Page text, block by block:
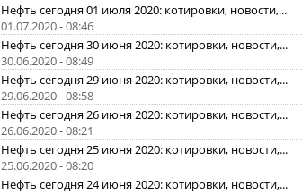
Нефть сегодня 01 июля 2020: котировки, новости,...
01.07.2020 - 08:46
Нефть сегодня 30 июня 2020: котировки, новости,...
30.06.2020 - 08:49
Нефть сегодня 29 июня 2020: котировки, новости,...
29.06.2020 - 08:58
Нефть сегодня 26 июня 2020: котировки, новости,...
26.06.2020 - 08:21
Нефть сегодня 25 июня 2020: котировки, новости,...
25.06.2020 - 08:20
Нефть сегодня 24 июня 2020: котировки, новости,...